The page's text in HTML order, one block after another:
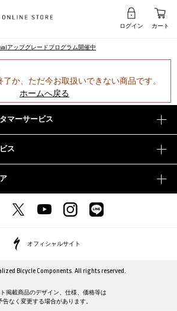
ログイン カート
アップグレードプログラム開催中
か、ただ今お取扱いできない商品です。
ホームへ戻る
マーサービス
ス
オフィシャルサイト
Bicycle Components. All rights reserved.
掲載商品のデザイン、仕様、価格等は
告なく変更する場合があります。